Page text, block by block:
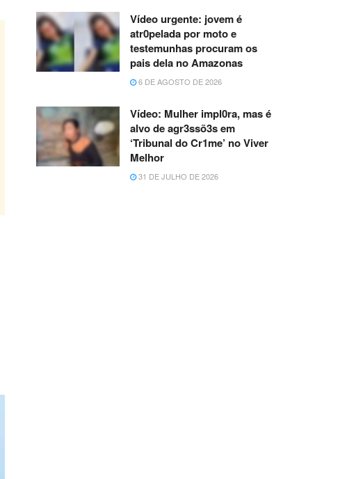
Vídeo urgente: jovem é
atr0pelada por moto e
testemunhas procuram os
pais dela no Amazonas
6 DE AGOSTO DE 2026
Vídeo: Mulher impl0ra, mas é
alvo de agr3ssõ3s em
‘Tribunal do Cr1me’ no Viver
Melhor
31 DE JULHO DE 2026